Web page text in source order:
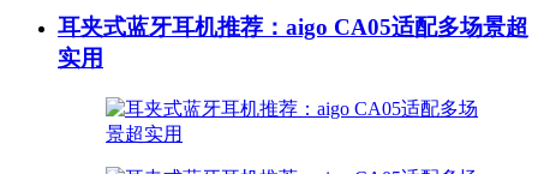
耳夹式蓝牙耳机推荐：aigo CA05适配多场景超
实用